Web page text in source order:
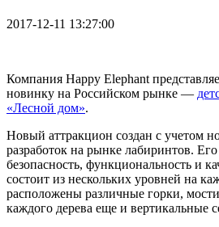
2017-12-11 13:27:00
Компания Happy Elephant
новинку на Российском рынке —
«Лесной дом».
Новый аттракцион создан с учетом
разработок на рынке лабиринтов.
безопасность, функциональность и
состоит из нескольких уровней на
расположены различные горки,
каждого дерева еще и вертикальные